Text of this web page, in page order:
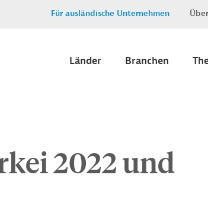
Für ausländische Unternehmen
Länder Branchen
2022 und